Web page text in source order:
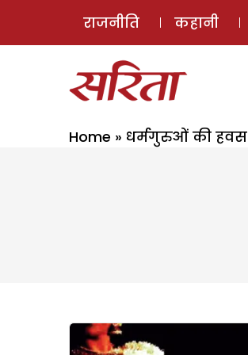
राजनीति कहानी
Home » धर्मगुरुओं की हवस